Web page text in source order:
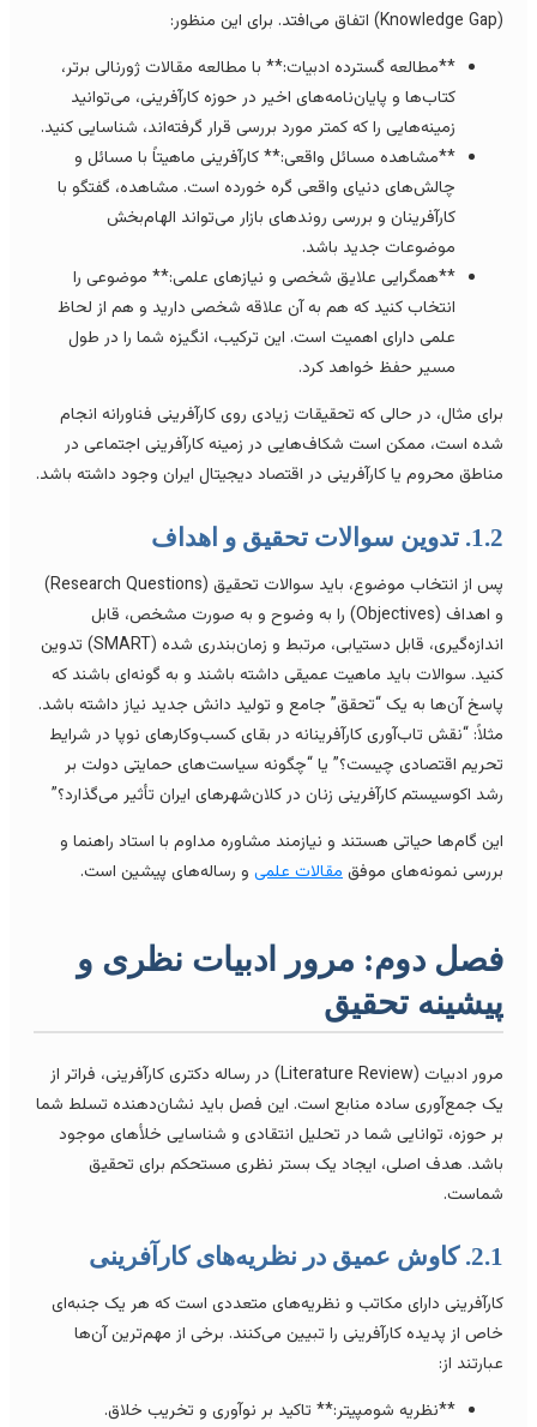
**مطالعه گسترده ادبیات:** با مطالعه مقالات ژورنالی برتر،
کتاب‌ها و پایان‌نامه‌های اخیر در حوزه کارآفرینی، می‌توانید
زمینه‌هایی را که کمتر مورد بررسی قرار گرفته‌اند، شناسایی کنید.
**مشاهده مسائل واقعی:** کارآفرینی ماهیتاً با مسائل و
چالش‌های دنیای واقعی گره خورده است. مشاهده، گفتگو با
کارآفرینان و بررسی روندهای بازار می‌تواند الهام‌بخش
موضوعات جدید باشد.
**همگرایی علایق شخصی و نیازهای علمی:** موضوعی را
انتخاب کنید که هم به آن علاقه شخصی دارید و هم از لحاظ
علمی دارای اهمیت است. این ترکیب، انگیزه شما را در طول
مسیر حفظ خواهد کرد.
مثال، در حالی که تحقیقات زیادی روی کارآفرینی فناورانه انجام
است، ممکن است شکاف‌هایی در زمینه کارآفرینی اجتماعی در
محروم یا کارآفرینی در اقتصاد دیجیتال ایران وجود داشته باشد.
پس از انتخاب موضوع، باید سوالات تحقیق (Research Questions)
و اهداف (Objectives) را به وضوح و به صورت مشخص، قابل
اندازه‌گیری، قابل دستیابی، مرتبط و زمان‌بندری شده (SMART) تدوین
سوالات باید ماهیت عمیقی داشته باشند و به گونه‌ای باشند که
آن‌ها به یک “تحقق” جامع و تولید دانش جدید نیاز داشته باشد.
“نقش تاب‌آوری کارآفرینانه در بقای کسب‌وکارهای نوپا در شرایط
اقتصادی چیست؟” یا “چگونه سیاست‌های حمایتی دولت بر
اکوسیستم کارآفرینی زنان در کلان‌شهرهای ایران تأثیر می‌گذارد؟”
گام‌ها حیاتی هستند و نیازمند مشاوره مداوم با استاد راهنما و
نمونه‌های موفقمقالات علمیو رساله‌های پیشین است.
دوم: مرور ادبیات نظری و
تحقیق
مرور ادبیات (Literature Review) در رساله دکتری کارآفرینی، فراتر از
جمع‌آوری ساده منابع است. این فصل باید نشان‌دهنده تسلط شما
حوزه، توانایی شما در تحلیل انتقادی و شناسایی خلأهای موجود
هدف اصلی، ایجاد یک بستر نظری مستحکم برای تحقیق
دارای مکاتب و نظریه‌های متعددی است که هر یک جنبه‌ای
از پدیده کارآفرینی را تبیین می‌کنند. برخی از مهم‌ترین آن‌ها
از:
**نظریه شومپیتر:** تاکید بر نوآوری و تخریب خلاق.